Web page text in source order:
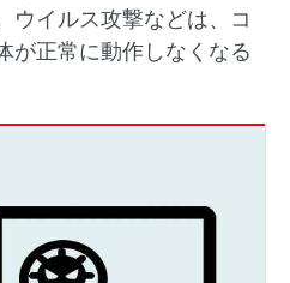
ウイルス攻撃などは、コ
が正常に動作しなくなる